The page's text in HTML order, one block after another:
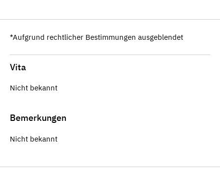
*Aufgrund rechtlicher Bestimmungen ausgeblendet
Vita
Nicht bekannt
Bemerkungen
Nicht bekannt